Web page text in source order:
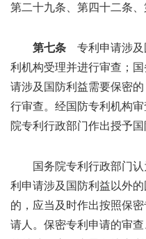
第二十九条、第四十二条、
第七条 专利申请涉及
利机构受理并进行审查；
请涉及国防利益需要保密
行审查。经国防专利机构
院专利行政部门作出授予国
国务院专利行政部门
利申请涉及国防利益以外
的，应当及时作出按照保
请人。保密专利申请的审